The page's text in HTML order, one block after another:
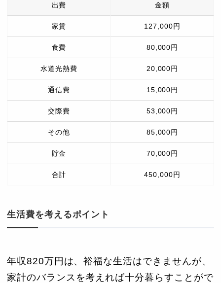
出費 金額
家賃 127,000円
食費 80,000円
水道光熱費 20,000円
通信費 15,000円
交際費 53,000円
その他 85,000円
貯金 70,000円
合計 450,000円
生活費を考えるポイント
年収820万円は、裕福な生活はできませんが、
家計のバランスを考えれば十分暮らすことがで